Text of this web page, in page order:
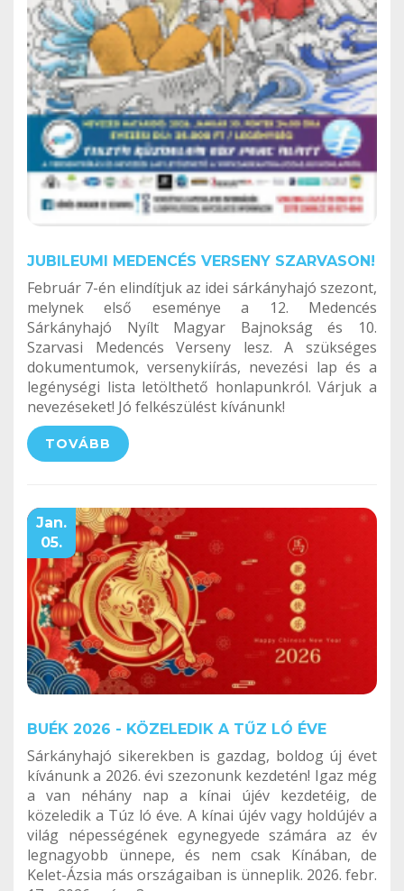
JUBILEUMI MEDENCÉS VERSENY SZARVASON!
Február 7-én elindítjuk az idei sárkányhajó szezont,
melynek első eseménye a 12. Medencés
Sárkányhajó Nyílt Magyar Bajnokság és 10.
Szarvasi Medencés Verseny lesz. A szükséges
dokumentumok, versenykiírás, nevezési lap és a
legénységi lista letölthető honlapunkról. Várjuk a
nevezéseket! Jó felkészülést kívánunk!
TOVÁBB
Jan.
05.
BUÉK 2026 - KÖZELEDIK A TŰZ LÓ ÉVE
Sárkányhajó sikerekben is gazdag, boldog új évet
kívánunk a 2026. évi szezonunk kezdetén! Igaz még
a van néhány nap a kínai újév kezdetéig, de
közeledik a Túz ló éve. A kínai újév vagy holdújév a
világ népességének egynegyede számára az év
legnagyobb ünnepe, és nem csak Kínában, de
Kelet-Ázsia más országaiban is ünneplik. 2026. febr.